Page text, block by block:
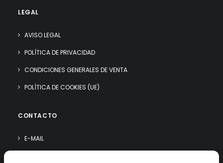
LEGAL
AVISO LEGAL
POLÍTICA DE PRIVACIDAD
CONDICIONES GENERALES DE VENTA
POLÍTICA DE COOKIES (UE)
CONTACTO
E-MAIL